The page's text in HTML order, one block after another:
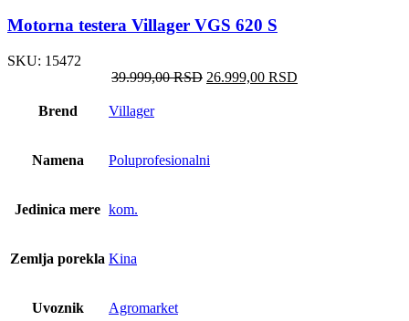
Motorna testera Villager VGS 620 S
SKU: 15472
39.999,00RSD Оригинална
26.999,00 RSD
Brend Villager
Namena Poluprofesionalni
Jedinica mere kom.
Zemlja porekla Kina
Uvoznik Agromarket